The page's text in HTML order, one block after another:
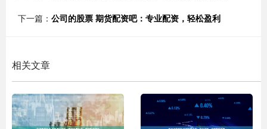
下一篇： 公司的股票 期货配资吧：专业配资，轻松盈利
相关文章